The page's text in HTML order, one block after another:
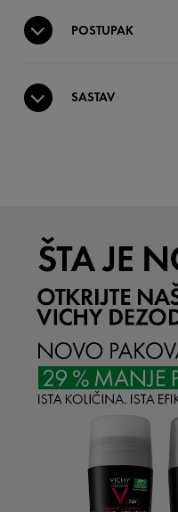
POSTUPAK
SASTAV